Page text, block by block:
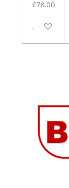
€78.00
Add to cart